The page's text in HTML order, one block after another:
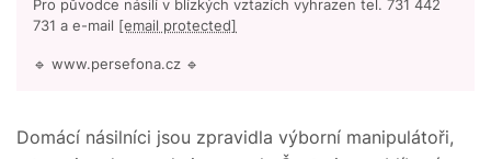
Pro původce násilí v blízkých vztazích vyhrazen tel. 731 442
731 a e-mail [email protected]
🔹 www.persefona.cz 🔹
Domácí násilníci jsou zpravidla výborní manipulátoři,